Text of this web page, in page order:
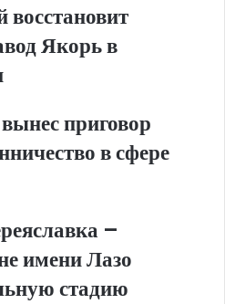
Якорь в
приговор
в сфере
–
имени Лазо
стадию